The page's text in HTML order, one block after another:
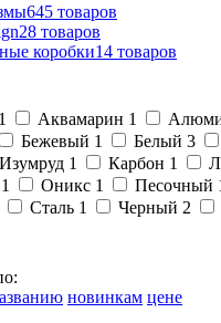
645 товаров
28 товаров
коробки14 товаров
1 Аквамарин 1
Бежевый 1 Белый 3
Изумруд 1 Карбон 1
1 Оникс 1 Песочный
Сталь 1 Черный 2
новинкам цене